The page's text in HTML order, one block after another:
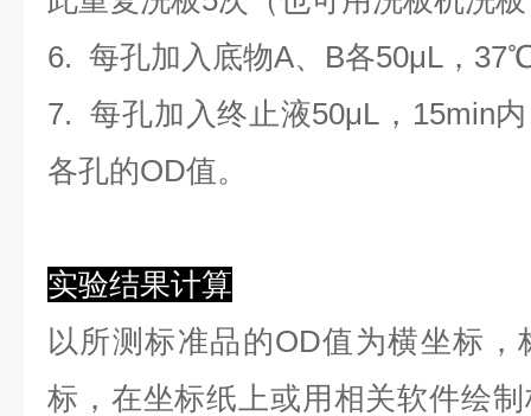
6. 每孔加入底物A、B各50μL，
7. 每孔加入终止液50μL，15min
各孔的OD值。
实验结果计算
以所测标准品的OD值为横坐标，
标，在坐标纸上或用相关软件绘制